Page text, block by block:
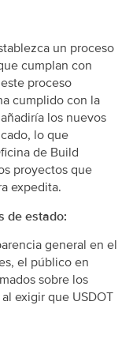
un proceso
cumplan con
proceso
cumplido con la
añadiría los nuevos
lo que
de Build
proyectos que
expedita.
de estado:
general en el
el público en
sobre los
exigir que USDOT